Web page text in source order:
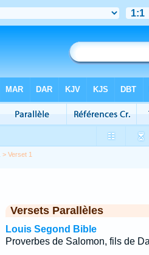
> Verset 1
Versets Parallèles
Louis Segond Bible
Proverbes de Salomon, fils de